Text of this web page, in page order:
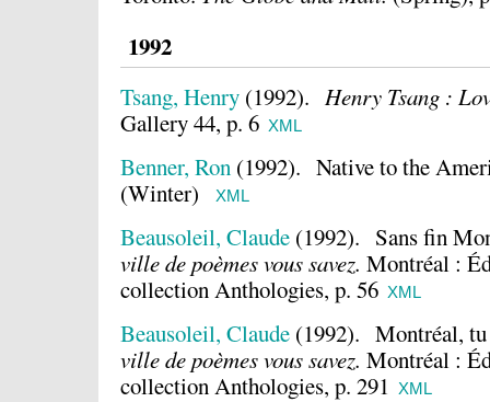
1992
Tsang, Henry (1992). Henry Tsang :
Gallery 44, p. 6 XML
Benner, Ron (1992). Native to the
(Winter)
XML
Beausoleil, Claude (1992). Sans fin
ville de poèmes vous savez. Montréal :
collection Anthologies, p. 56 XML
Beausoleil, Claude (1992). Montréal,
ville de poèmes vous savez. Montréal :
collection Anthologies, p. 291 XML